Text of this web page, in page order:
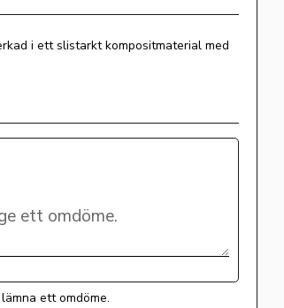
i ett slistarkt kompositmaterial med
ett omdöme.